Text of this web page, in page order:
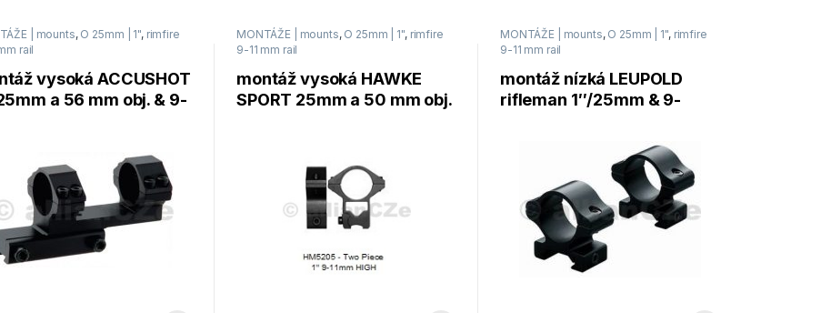
| mounts, O 25mm | 1", rimfire
rail
vysoká ACCUSHOT
a 56 mm obj. & 9-
MONTÁŽE | mounts, O 25mm | 1", rimfire
9-11 mm rail
montáž vysoká HAWKE
SPORT 25mm a 50 mm obj.
MONTÁŽE | mounts, O 25mm | 1", rimfire
9-11 mm rail
montáž nízká LEUPOLD
rifleman 1″/25mm & 9-